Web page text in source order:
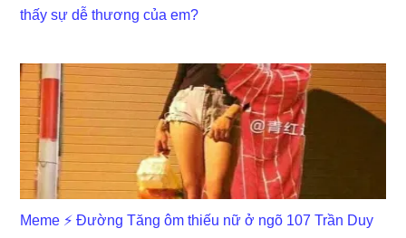
thấy sự dễ thương của em?
Meme ⚡ Đường Tăng ôm thiếu nữ ở ngõ 107 Trần Duy